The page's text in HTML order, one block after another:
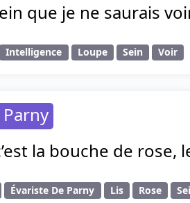
que je ne saurais
Intelligence Loupe Sein Voir
la bouche de
Évariste De Parny Lis Rose